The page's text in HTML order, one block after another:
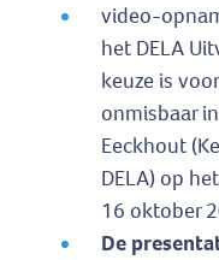
video-
het DELA
keuze is
onmisbaar
Eeckhout
DELA) op
16 oktober
De